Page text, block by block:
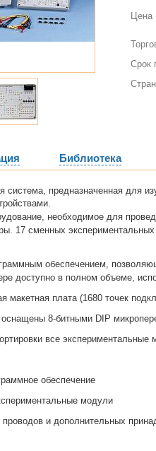
Цена
Срок
Библиотека
система, предназначенная для
необходимое для
17 сменных
обеспечением,
доступно в полном объеме,
макетная плата (1680 точек
8-битными DIP
все
обеспечение
модули
и дополнительных